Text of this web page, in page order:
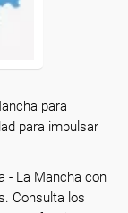
para
para impulsar
- La Mancha con
Consulta los